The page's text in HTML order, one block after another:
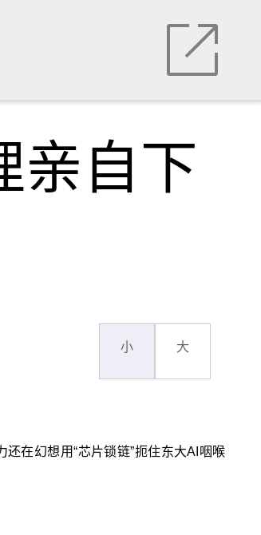
亲自下
小 大
在幻想用“芯片锁链”扼住东大AI咽喉